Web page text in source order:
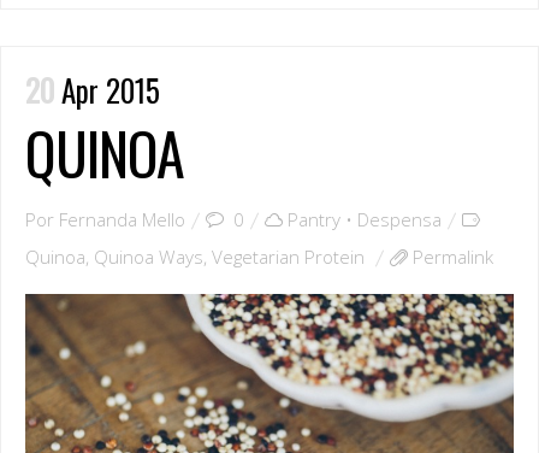
20Apr 2015
QUINOA
Por Fernanda Mello 0
Pantry • Despensa
Quinoa, Quinoa Ways, Vegetarian Protein Permalink